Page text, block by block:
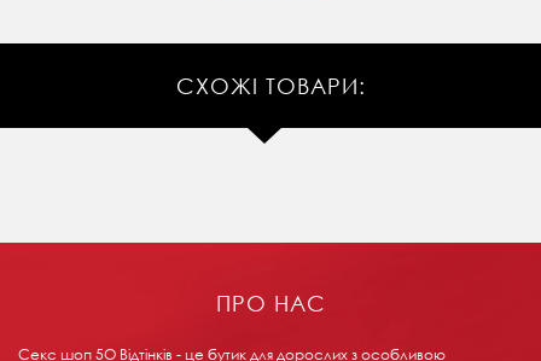
СХОЖІ ТОВАРИ:
ПРО НАС
Секс шоп 5О Відтінків - це бутик для дорослих з особливою